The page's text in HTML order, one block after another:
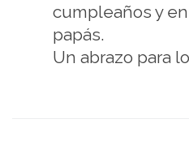
cumpleaños y
papás.
Un abrazo para